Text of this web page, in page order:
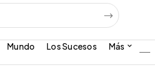
Mundo Los Sucesos Más